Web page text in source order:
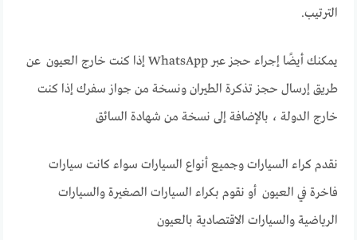
الترتيب.
يمكنك أيضًا إجراء حجز عبر WhatsApp إذا كنت خارج العيون عن
طريق إرسال حجز تذكرة الطيران ونسخة من جواز سفرك إذا كنت
خارج الدولة ، بالإضافة إلى نسخة من شهادة السائق
نقدم كراء السيارات وجميع أنواع السيارات سواء كانت سيارات
فاخرة في العيون أو نقوم بكراء السيارات الصغيرة والسيارات
الرياضية والسيارات الاقتصادية بالعيون